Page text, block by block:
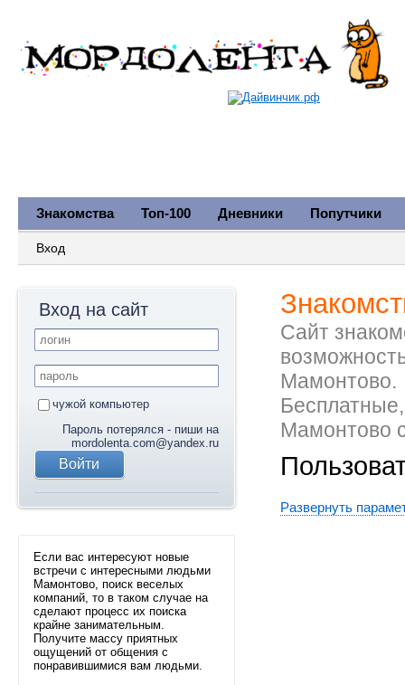
Знакомства Топ-100 Дневники Попутчики
Вход
Сайт
Мамонтово.
Мамонтово
Развернуть
Вход на сайт
чужой компьютер
Пароль потерялся - пиши на
mordolenta.com@yandex.ru
Если вас интересуют новые
встречи с интересными людьми
Мамонтово, поиск веселых
компаний, то в таком случае на
сделают процесс их поиска
крайне занимательным.
Получите массу приятных
ощущений от общения с
понравившимися вам людьми.